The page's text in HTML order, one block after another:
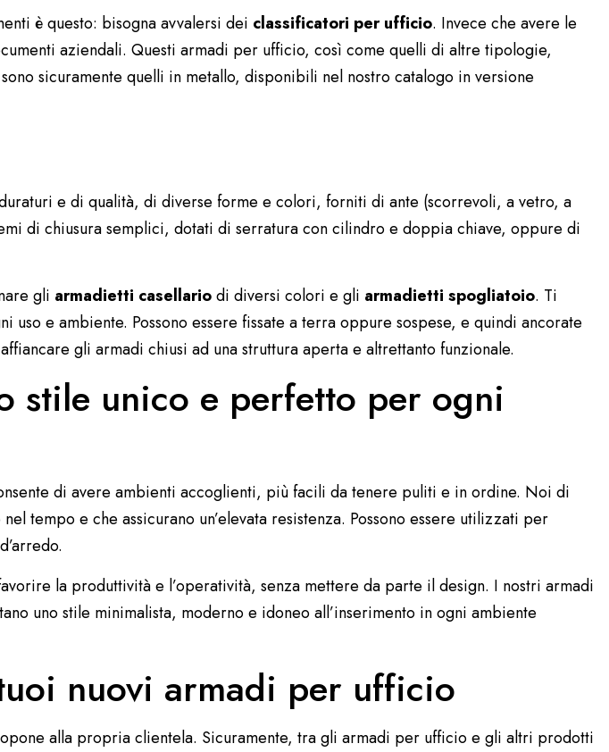
è questo: bisogna avvalersi dei classificatori per ufficio. Invece che avere le
aziendali. Questi armadi per ufficio, così come quelli di altre tipologie,
sicuramentequelli in metallo, disponibili nel nostro catalogo in versione
e di qualità, di diverse forme e colori, forniti di ante (scorrevoli, a vetro, a
di chiusura semplici, dotati di serratura con cilindro e doppia chiave, oppure di
gli armadietti casellariodi diversi colori e gli armadietti spogliatoio. Ti
e ambiente. Possono essere fissate a terra oppure sospese, e quindi ancorate
gli armadi chiusi ad una struttura aperta e altrettanto funzionale.
stile unico e perfetto per ogni
di avere ambienti accoglienti, più facili da tenere puliti e in ordine. Noi di
tempo e che assicurano un’elevata resistenza. Possono essere utilizzati per
la produttività e l’operatività, senza mettere da parte il design. I nostri armadi
uno stile minimalista, moderno e idoneo all’inserimento in ogni ambiente
nuovi armadi per ufficio
alla propria clientela. Sicuramente, tra gli armadi per ufficio e gli altri prodotti